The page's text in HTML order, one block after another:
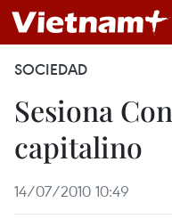
SOCIEDAD
Sesiona
capitalino
14/07/2010 10:49